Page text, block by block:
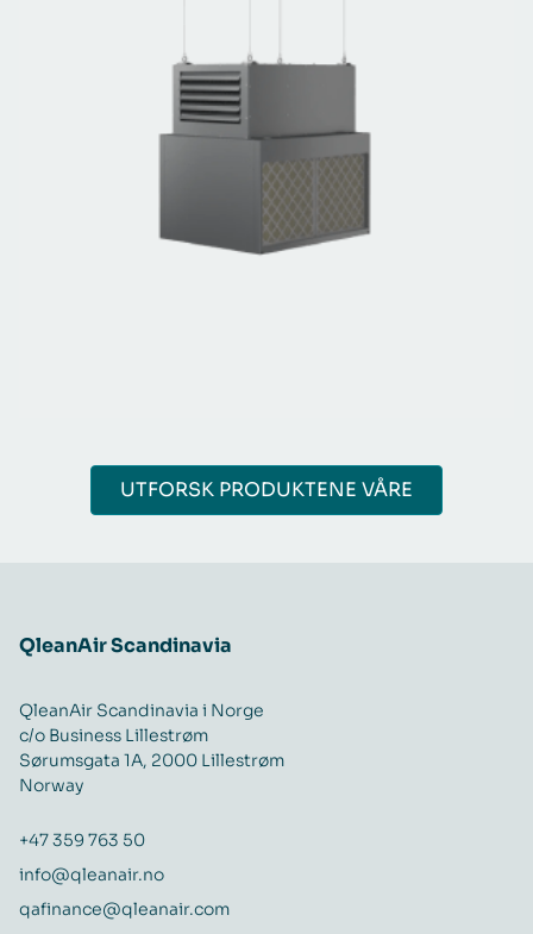
UTFORSK PRODUKTENE VÅRE
QleanAir Scandinavia
QleanAir Scandinavia i Norge
c/o Business Lillestrøm
Sørumsgata 1A, 2000 Lillestrøm
Norway
+47 359 763 50
info@qleanair.no
qafinance@qleanair.com